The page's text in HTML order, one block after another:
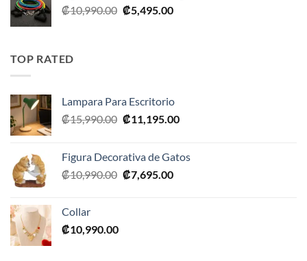
₡10,990.00 El
₡5,495.00El
TOP RATED
Lampara Para Escritorio
₡15,990.00 El
era:
₡15,990.00.
₡11,195.00El
es:
Figura Decorativa de Gatos
₡10,990.00 El
₡7,695.00El
Collar
₡10,990.00